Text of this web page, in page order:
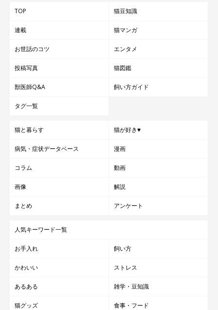
TOP 猫豆知識
連載 猫マンガ
お世話のコツ エンタメ
投稿写真 猫図鑑
獣医師Q&A 飼い方ガイド
タグ一覧
猫と暮らす 猫が好き♥
病気・症状データベース 漫画
コラム 動画
画像 解説
まとめ アンケート
人気キーワード一覧
お手入れ 飼い方
かわいい ストレス
あるある 雑学・豆知識
猫グッズ 食事・フード